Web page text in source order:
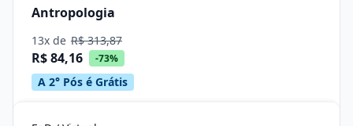
Antropologia
13x de R$ 313,87
R$ 84,16 -73%
A 2° Pós é Grátis